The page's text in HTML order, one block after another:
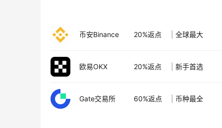
币安Binance 20%返点 全球最大
欧易OKX 20%返点 新手首选
Gate交易所 60%返点 币种最全